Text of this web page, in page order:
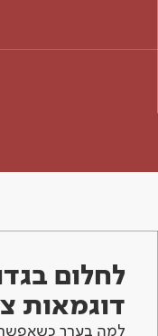
לחלום
דוגמאות
למה בערך כשאפשר